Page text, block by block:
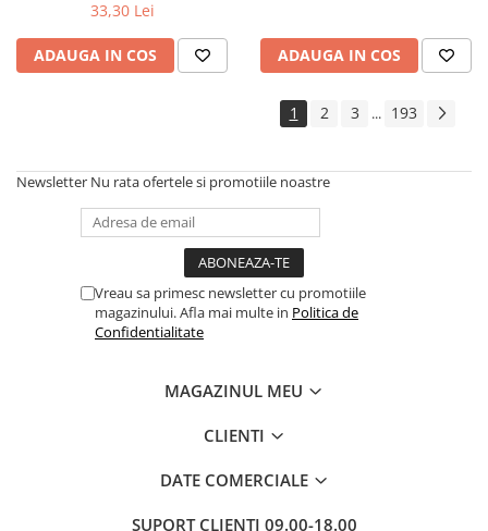
Consumabile & Accesorii
Cadouri
Literatura Romana
Literatura Universala
Carte Prescolara, Joc
Carti cartonate
33,30 Lei
ADAUGA IN COS ADAUGA IN COS
1 2 3 ... 193
Newsletter Nu rata ofertele si promotiile noastre
Vreau sa primesc newsletter cu promotiile
magazinului. Afla mai multe in Politica de
Confidentialitate
MAGAZINUL MEU
CLIENTI
DATE COMERCIALE
SUPORT CLIENTI 09.00-18.00